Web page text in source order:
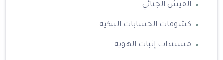
الفيش الجنائي.
كشوفات الحسابات البنكية.
مستندات إثبات الهوية.